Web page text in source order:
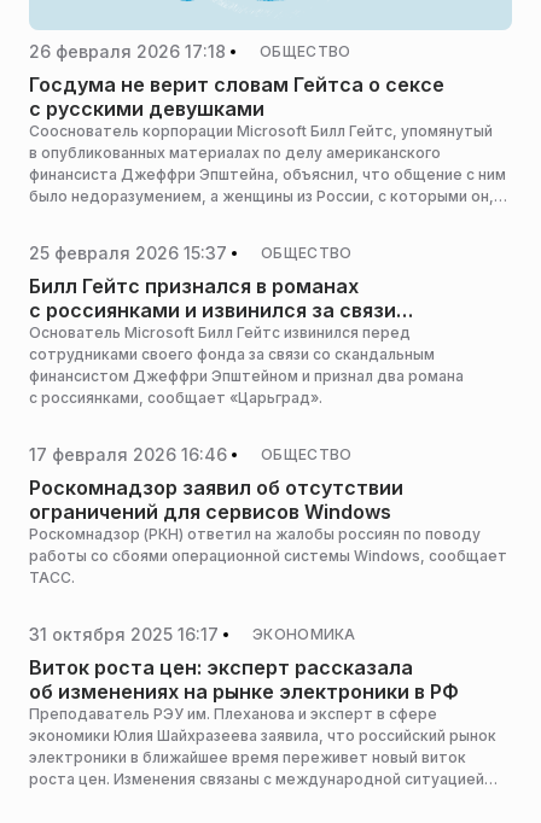
26 февраля 2026 17:18 ОБЩЕСТВО
Госдума не верит словам Гейтса о сексе
с русскими девушками
Сооснователь корпорации Microsoft Билл Гейтс, упомянутый
в опубликованных материалах по делу американского
финансиста Джеффри Эпштейна, объяснил, что общение с ним
было недоразумением, а женщины из России, с которыми он,
aif.ru высказала свое мнение о достоверности слов
американского предпринимателя.
25 февраля 2026 15:37 ОБЩЕСТВО
Билл Гейтс признался в романах
с россиянками и извинился за связи
с Эпштейном
Основатель Microsoft Билл Гейтс извинился перед
сотрудниками своего фонда за связи со скандальным
финансистом Джеффри Эпштейном и признал два романа
с россиянками, сообщает «Царьград».
17 февраля 2026 16:46 ОБЩЕСТВО
Роскомнадзор заявил об отсутствии
ограничений для сервисов Windows
Роскомнадзор (РКН) ответил на жалобы россиян по поводу
работы со сбоями операционной системы Windows, сообщает
ТАСС.
31 октября 2025 16:17 ЭКОНОМИКА
Виток роста цен: эксперт рассказала
об изменениях на рынке электроники в РФ
Преподаватель РЭУ им. Плеханова и эксперт в сфере
экономики Юлия Шайхразеева заявила, что российский рынок
электроники в ближайшее время переживет новый виток
роста цен. Изменения связаны с международной ситуацией